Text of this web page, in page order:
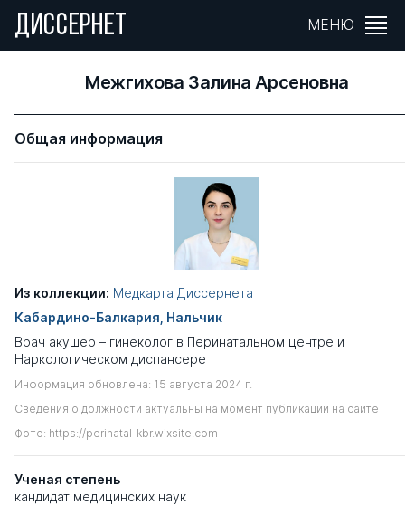
ДИССЕРНЕТ МЕНЮ
Межгихова Залина Арсеновна
Общая информация
Из коллекции: Медкарта Диссернета
Кабардино-Балкария, Нальчик
Врач акушер – гинеколог в Перинатальном центре и
Наркологическом диспансере
Информация обновлена: 15 августа 2024 г.
Сведения о должности актуальны на момент публикации на сайте
Фото: https://perinatal-kbr.wixsite.com
Ученая степень
кандидат медицинских наук